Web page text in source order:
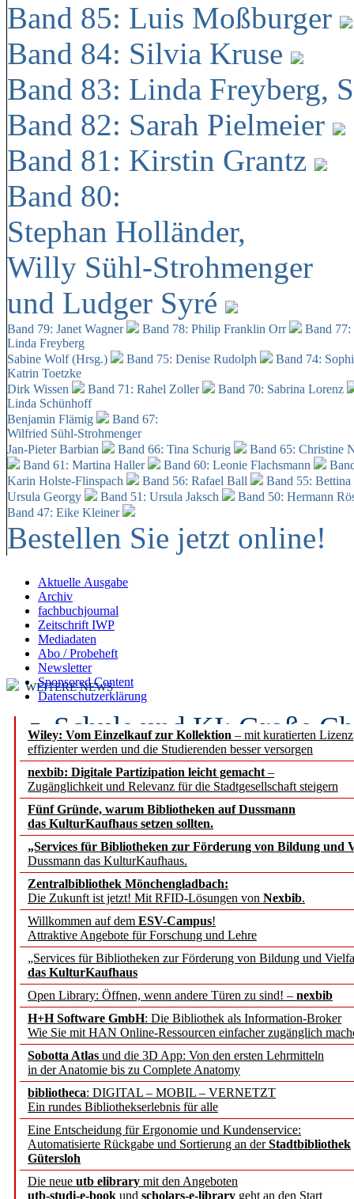
Band 85: Luis Moßburger
Band 84: Silvia Kruse
Band 83: Linda Freyberg,
Band 82: Sarah Pielmeier
Band 81: Kirstin Grantz
Band 80:
Stephan Holländer,
Willy Sühl-Strohmenger
und Ludger Syré
Band 79: Janet Wagner Band 78: Philip Franklin Orr
Band
Linda Freyberg
Sabine Wolf (Hrsg.)
Band 75: Denise Rudolph
Band 74:
Katrin Toetzke
Dirk Wissen
Band 71: Rahel Zoller
Band 70: Sabrina Lorenz
Linda Schünhoff
Benjamin Flämig
Band 67:
Wilfried Sühl-Strohmenger
Jan-Pieter Barbian
Band 66: Tina Schurig
Band 65: Christine
Band 61: Martina Haller
Band 60: Leonie Flachsmann
Karin Holste-Flinspach
Band 56: Rafael Ball
Band 55:
Ursula Georgy
Band 51: Ursula Jaksch Band 50: Hermann
Band 47: Eike Kleiner
Bestellen Sie jetzt online!
Aktuelle Ausgabe
Archiv
fachbuchjournal
Zeitschrift IWP
Mediadaten
Abo / Probeheft
Newsletter
Sponsored Content
Datenschutzerklärung
Wiley: Vom Einzelkauf zur Kollektion – mit kuratierten
effizienter werden und die Studierenden besser versorgen
nexbib: Digitale Partizipation leicht gemacht –
Zugänglichkeit und Relevanz für die Stadtgesellschaft steigern
Fünf Gründe, warum Bibliotheken auf Dussmann
das KulturKaufhaus setzen sollten.
„Services für Bibliotheken zur Förderung von Bildung und
Dussmann das KulturKaufhaus.
Zentralbibliothek Mönchengladbach:
Die Zukunft ist jetzt! Mit RFID-Lösungen von Nexbib.
Willkommen auf dem ESV-Campus!
Attraktive Angebote für Forschung und Lehre
„Services für Bibliotheken zur Förderung von Bildung und
das KulturKaufhaus
Open Library: Öffnen, wenn andere Türen zu sind! – nexbib
H+H Software GmbH: Die Bibliothek als Information-Broker
Wie Sie mit HAN Online-Ressourcen einfacher zugänglich
Sobotta Atlas und die 3D App: Von den ersten Lehrmitteln
in der Anatomie bis zu Complete Anatomy
bibliotheca: DIGITAL – MOBIL – VERNETZT
Ein rundes Bibliothekserlebnis für alle
Eine Entscheidung für Ergonomie und Kundenservice:
Automatisierte Rückgabe und Sortierung an derStadtbibliothek
Gütersloh
Die neue utb elibrary mit den Angeboten
utb-studi-e-book und scholars-e-library geht an den Start
WEITERE NEWS
Schule und KI: Große
Voraussetzungen
Erfolgreiches erstes
Segment Research –
angepasst
konstruktiv!
Mohr Siebeck
und die Zeitschrift für
Francke Attempto
EBSCO Information
Recherchefunktionen in
Sorbisches Institut neu
Geschichte und